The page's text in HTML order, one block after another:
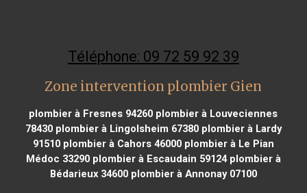
Téléphone: 09 72 59 92 39
Zone intervention plombier Gien
plombier à Fresnes 94260 plombier à Louveciennes
78430plombier à Lingolsheim 67380plombier à Lardy
91510plombier à Cahors 46000plombier à Le Pian
Médoc 33290plombier à Escaudain 59124plombier à
Bédarieux 34600plombier à Annonay 07100